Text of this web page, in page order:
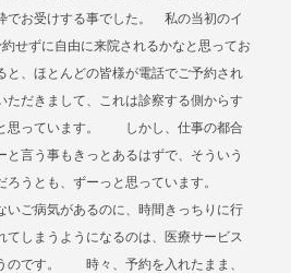
でお受けする事でした。 私の当初のイ
せずに自由に来院されるかなと思ってお
と、ほとんどの皆様が電話でご予約され
ただきまして、これは診察する側からす
思っています。 しかし、仕事の都合
と言う事もきっとあるはずで、そういう
ろうとも、ずーっと思っています。
いご病気があるのに、時間きっちりに行
てしまうようになるのは、医療サービス
のです。 時々、予約を入れたまま、